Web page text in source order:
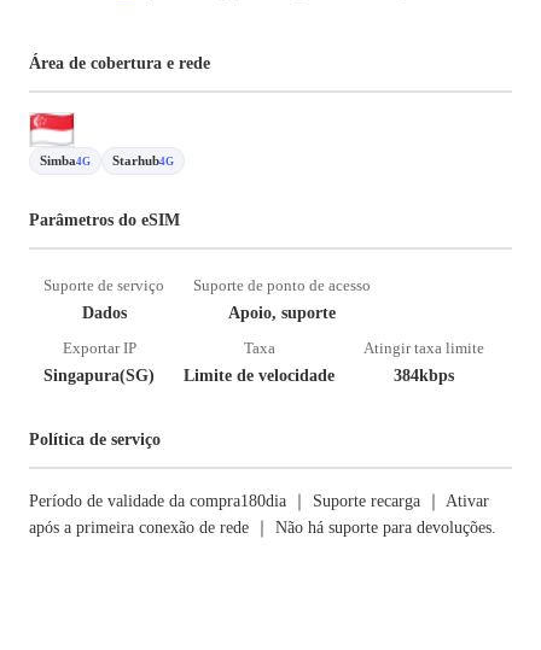
Área de cobertura e rede
Simba4G Starhub4G
Parâmetros do eSIM
Suporte de serviço
Dados
Suporte de ponto de acesso
Apoio, suporte
Exportar IP
Singapura(SG)
Taxa
Limite de velocidade
Atingir taxa limite
384kbps
Política de serviço
Período de validade da compra180dia ｜ Suporte recarga ｜ Ativar
após a primeira conexão de rede ｜ Não há suporte para devoluções.